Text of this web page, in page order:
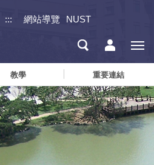
::: 網站導覽 NUST
教學 重要連結